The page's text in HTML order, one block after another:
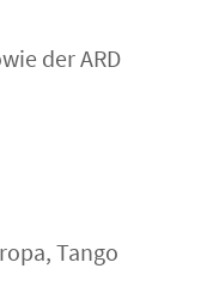
der ARD
Tango